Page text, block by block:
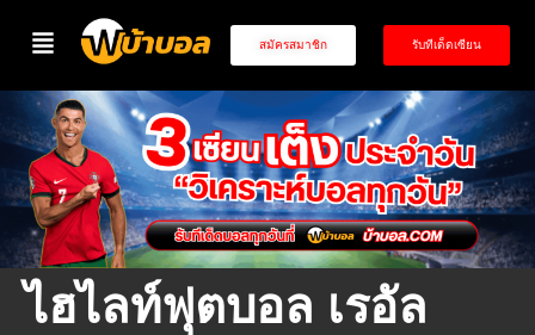
สมัครสมาชิก รับทีเด็ดเซียน
ไฮไลท์ฟุตบอล เรอัล